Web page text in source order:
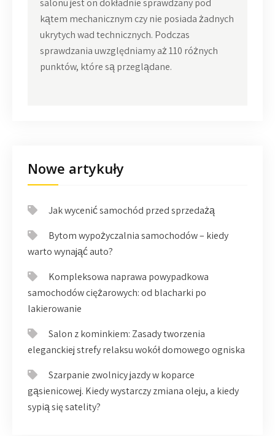
salonu jest on dokładnie sprawdzany pod
kątem mechanicznym czy nie posiada żadnych
ukrytych wad technicznych. Podczas
sprawdzania uwzględniamy aż 110 różnych
punktów, które są przeglądane.
Nowe artykuły
Jak wycenić samochód przed sprzedażą
Bytom wypożyczalnia samochodów – kiedy
warto wynająć auto?
Kompleksowa naprawa powypadkowa
samochodów ciężarowych: od blacharki po
lakierowanie
Salon z kominkiem: Zasady tworzenia
eleganckiej strefy relaksu wokół domowego ogniska
Szarpanie zwolnicy jazdy w koparce
gąsienicowej. Kiedy wystarczy zmiana oleju, a kiedy
sypią się satelity?